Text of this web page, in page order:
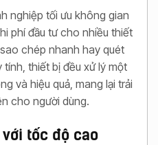
nghiệp tối ưu không gian
phí đầu tư cho nhiều thiết
chép nhanh hay quét
thiết bị đều xử lý một
và hiệu quả, mang lại trải
cho người dùng.
tốc độ cao